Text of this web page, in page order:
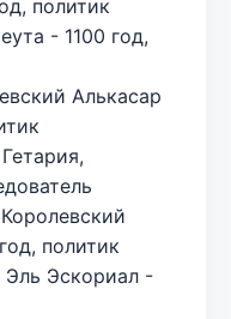
политик
- 1100 год,
Алькасар
политик
Эль Эскориал -